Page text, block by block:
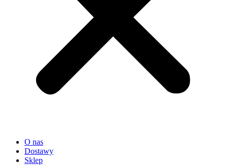
O nas
Dostawy
Sklep